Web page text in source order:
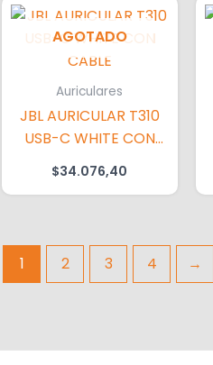
AGOTADO
Auriculares
JBL AURICULAR T310
USB-C WHITE CON
CABLE
$34.076,40
1 2 3 4 →